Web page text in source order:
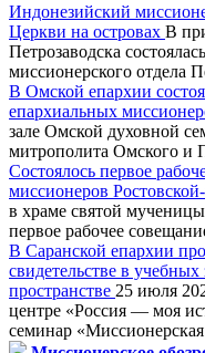
Индонезийский
Церкви на островах В
Петрозаводска
миссионерского отдела
В Омской епархии
епархиальных
зале Омской духовной
митрополита Омского и
Состоялось первое
миссионеров
в храме святой
первое рабочее
В Саранской епархии
свидетельстве в
пространстве 25 июля
центре «Россия — моя
семинар «Миссионерская